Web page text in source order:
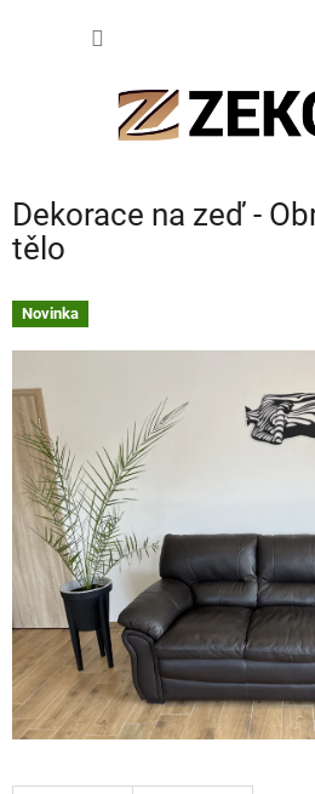
Dekorace na zeď -
tělo
Novinka